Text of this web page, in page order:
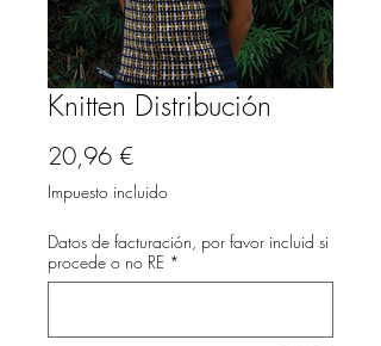
Knitten Distribución
20,96 €Precio
Impuesto incluido
Datos de facturación, por favor incluid si
procede o no RE *